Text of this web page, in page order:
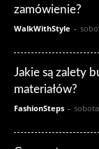
zamówienie?
WalkWithStyle -
Jakie są zalety
materiałów?
FashionSteps -